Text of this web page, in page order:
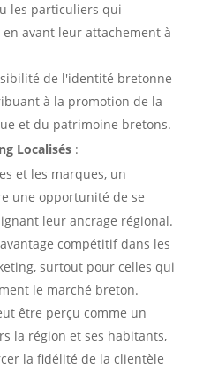
les particuliers qui
avant leur attachement à
de l'identité bretonne
à la promotion de la
et du patrimoine bretons.
Localisés:
et les marques, un
une opportunité de se
leur ancrage régional.
compétitif dans les
surtout pour celles qui
le marché breton.
être perçu comme un
la région et ses habitants,
la fidélité de la clientèle